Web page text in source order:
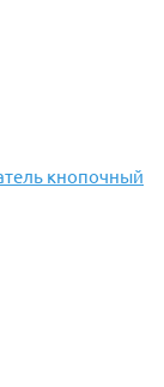
кнопочный